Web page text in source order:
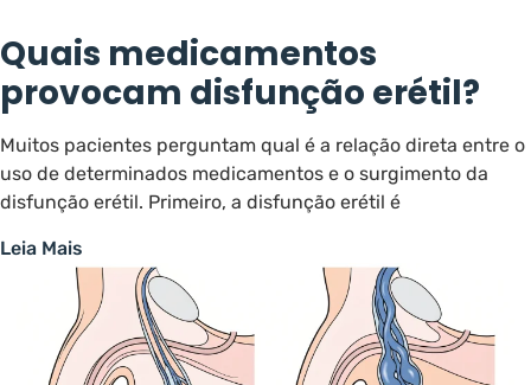
Quais medicamentos
provocam disfunção erétil?
Muitos pacientes perguntam qual é a relação direta entre o
uso de determinados medicamentos e o surgimento da
disfunção erétil. Primeiro, a disfunção erétil é
Leia Mais